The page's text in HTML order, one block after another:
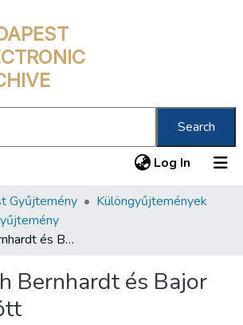
Search
Log In (current)
Gyűjtemény
Különgyűjtemények
Ahol Sarah Bernhardt és Bajor Gizi öltözött
Bernhardt és Bajor